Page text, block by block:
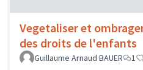
Vegetaliser et
des droits de l'enfants
Guillaume Arnaud BAUER
1